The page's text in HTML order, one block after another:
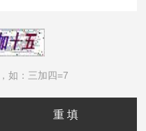
如：三加四=7